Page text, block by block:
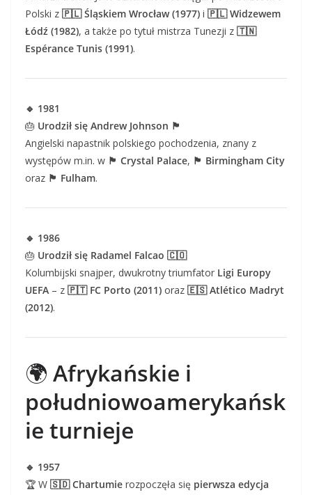
Polski z 🇵🇱 Śląskiem Wrocław (1977) i 🇵🇱 Widzewem
Łódź (1982), a także po tytuł mistrza Tunezji z 🇹🇳
Espérance Tunis (1991).
🔹 1981
🎂 Urodził się Andrew Johnson 🏴
Angielski napastnik polskiego pochodzenia, znany z
występów m.in. w 🏴 Crystal Palace, 🏴 Birmingham City
oraz 🏴 Fulham.
🔹 1986
🎂 Urodził się Radamel Falcao 🇨🇴
Kolumbijski snajper, dwukrotny triumfator Ligi Europy
UEFA – z 🇵🇹 FC Porto (2011) oraz 🇪🇸 Atlético Madryt
(2012).
🌍 Afrykańskie i
południowoamerykańsk
ie turnieje
🔹 1957
🏆 W 🇸🇩 Chartumie rozpoczęła się pierwsza edycja